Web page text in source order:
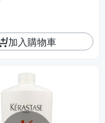
加入購物車